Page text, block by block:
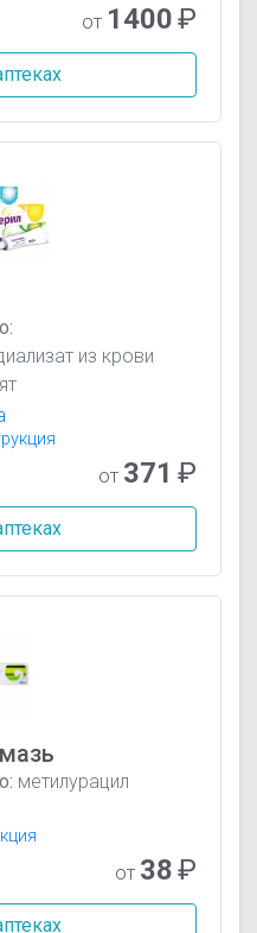
от 1400₽
из крови
от 371 ₽
метилурацил
от 38₽